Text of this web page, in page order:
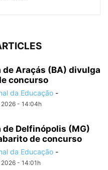
de Araçás (BA) divulga
concurso
da Educação -
2026 - 14:04h
de Delfinópolis (MG)
de concurso
da Educação -
- 14:01h